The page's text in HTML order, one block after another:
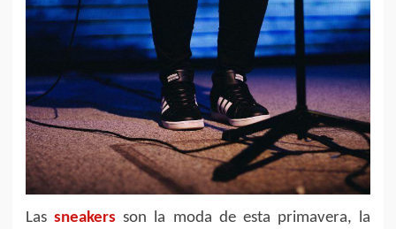
Lassneakers son la moda de esta primavera, la